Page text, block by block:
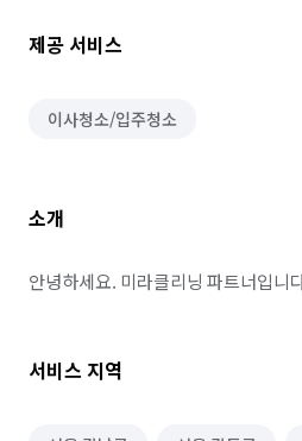
제공 서비스
이사청소/입주청소
소개
안녕하세요. 미라클리닝 파트너입니
서비스 지역